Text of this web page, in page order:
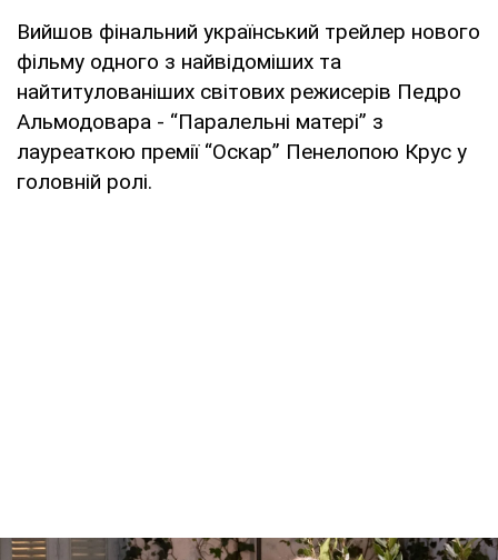
Вийшов фінальний український трейлер нового
фільму одного з найвідоміших та
найтитулованіших світових режисерів Педро
Альмодовара - “Паралельні матері” з
лауреаткою премії “Оскар” Пенелопою Крус у
головній ролі.